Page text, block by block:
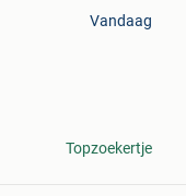
Vandaag
Topzoekertje